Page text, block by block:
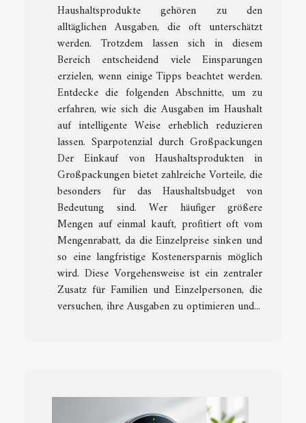
Haushaltsprodukte gehören zu den
alltäglichen Ausgaben, die oft unterschätzt
werden. Trotzdem lassen sich in diesem
Bereich entscheidend viele Einsparungen
erzielen, wenn einige Tipps beachtet werden.
Entdecke die folgenden Abschnitte, um zu
erfahren, wie sich die Ausgaben im Haushalt
auf intelligente Weise erheblich reduzieren
lassen. Sparpotenzial durch Großpackungen
Der Einkauf von Haushaltsprodukten in
Großpackungen bietet zahlreiche Vorteile, die
besonders für das Haushaltsbudget von
Bedeutung sind. Wer häufiger größere
Mengen auf einmal kauft, profitiert oft vom
Mengenrabatt, da die Einzelpreise sinken und
so eine langfristige Kostenersparnis möglich
wird. Diese Vorgehensweise ist ein zentraler
Zusatz für Familien und Einzelpersonen, die
versuchen, ihre Ausgaben zu optimieren und...